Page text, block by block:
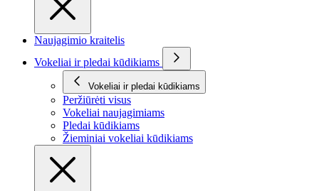
Naujagimio kraitelis
Vokeliai ir pledai kūdikiams
Vokeliai ir pledai kūdikiams
Peržiūrėti visus
Vokeliai naujagimiams
Pledai kūdikiams
Žieminiai vokeliai kūdikiams